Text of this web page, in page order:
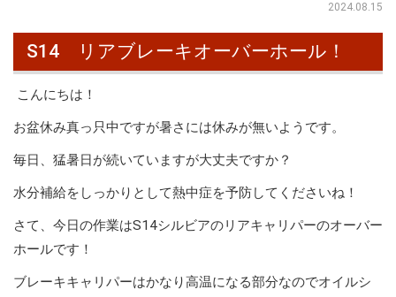
2024.08.15
S14 リアブレーキオーバーホール！
こんにちは！
お盆休み真っ只中ですが暑さには休みが無いようです。
毎日、猛暑日が続いていますが大丈夫ですか？
水分補給をしっかりとして熱中症を予防してくださいね！
さて、今日の作業はS14シルビアのリアキャリパーのオーバー
ホールです！
ブレーキキャリパーはかなり高温になる部分なのでオイルシ